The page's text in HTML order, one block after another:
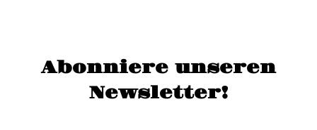
Abonniere unseren
Newsletter!